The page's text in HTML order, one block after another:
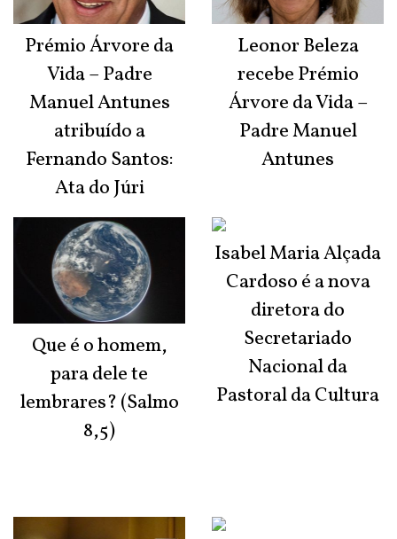
Prémio Árvore da
Vida – Padre
Manuel Antunes
atribuído a
Fernando Santos:
Ata do Júri
Que é o homem,
para dele te
lembrares? (Salmo
8,5)
Leonor Beleza
recebe Prémio
Árvore da Vida –
Padre Manuel
Antunes
Isabel Maria Alçada
Cardoso é a nova
diretora do
Secretariado
Nacional da
Pastoral da Cultura